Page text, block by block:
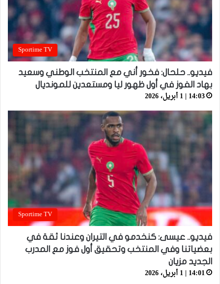
Sportime TV
فيديو.. حلحال: فخور أني مع المنتخب الوطني وسعيد
بهاد الفوز في أول ظهور ليا ومستعدين للمونديال
14:03 | 1 أبريل، 2026
Sportime TV
فيديو.. عيسى: كنخدمو في التيران وعندنا ثقة في
بعضياتنا وفي المنتخب وتحقيق أول فوز مع المدرب
الجديد مزيان
14:01 | 1 أبريل، 2026